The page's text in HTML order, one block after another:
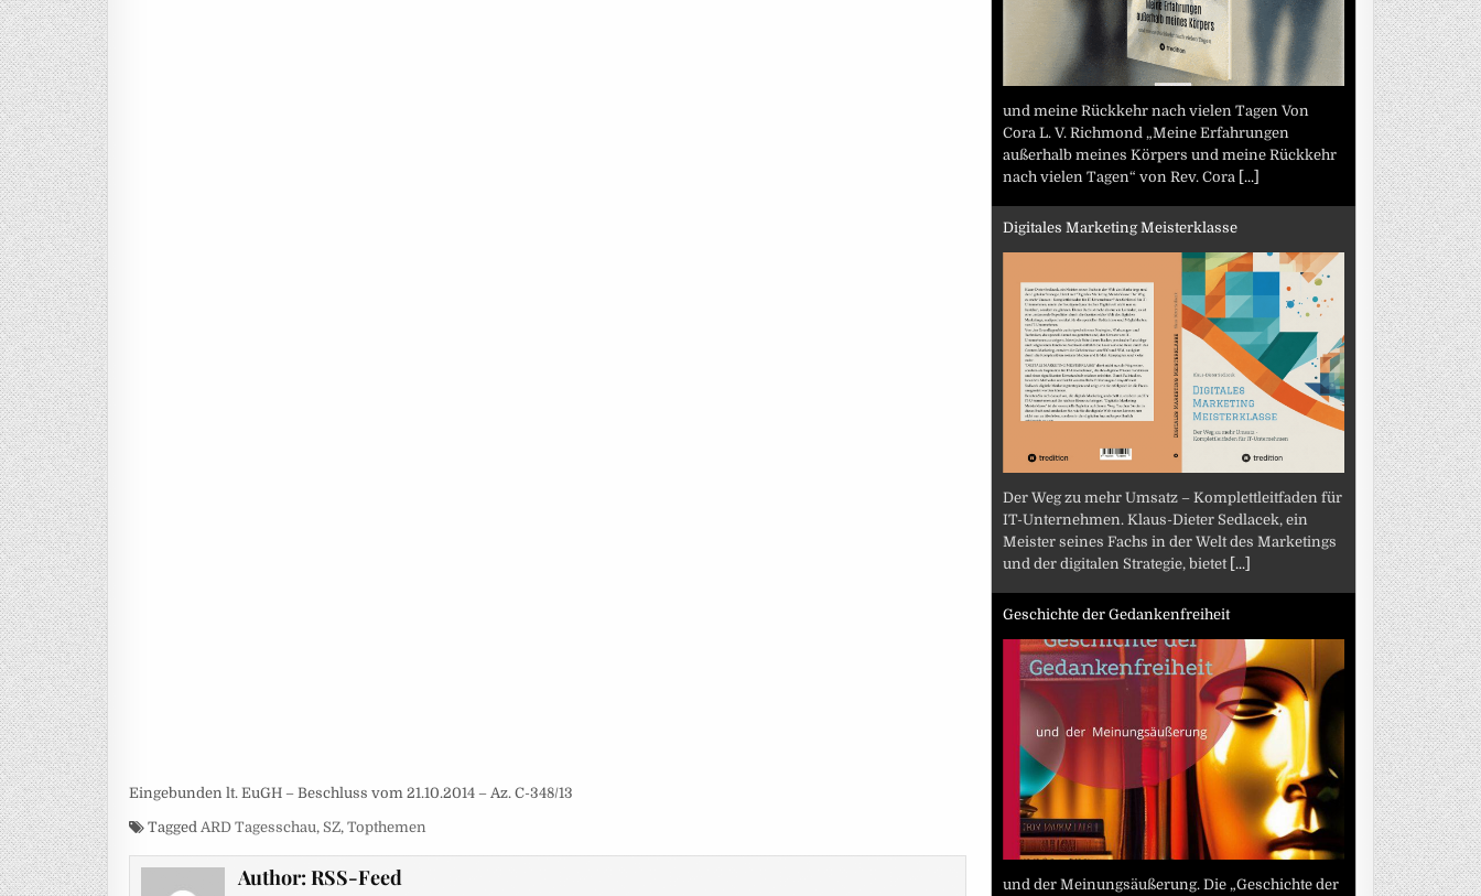
Eingebunden lt. EuGH – Beschluss vom 21.10.2014 – Az. C-348/13
Tagged ARD Tagesschau, SZ, Topthemen
Author:RSS-Feed
und meine Rückkehr nach vielen Tagen Von
Cora L. V. Richmond „Meine Erfahrungen
außerhalb meines Körpers und meine Rückkehr
nach vielen Tagen“ von Rev. Cora [...]
Digitales Marketing Meisterklasse
Der Weg zu mehr Umsatz – Komplettleitfaden für
IT-Unternehmen. Klaus-Dieter Sedlacek, ein
Meister seines Fachs in der Welt des Marketings
und der digitalen Strategie, bietet [...]
Geschichte der Gedankenfreiheit
und der Meinungsäußerung. Die „Geschichte der